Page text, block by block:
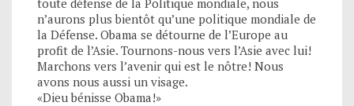
n’aurons plus bientôt qu’une politique mondiale de
la Défense. Obama se détourne de l’Europe au
profit de l’Asie. Tournons-nous vers l’Asie avec lui!
Marchons vers l’avenir qui est le nôtre! Nous
avons nous aussi un visage.
«Dieu bénisse Obama!»